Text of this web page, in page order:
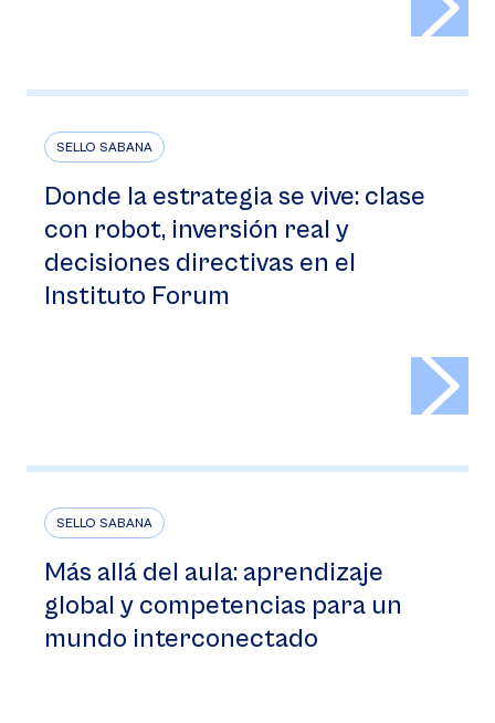
SELLO SABANA
Donde la estrategia se vive: clase
con robot, inversión real y
decisiones directivas en el
Instituto Forum
SELLO SABANA
Más allá del aula: aprendizaje
global y competencias para un
mundo interconectado